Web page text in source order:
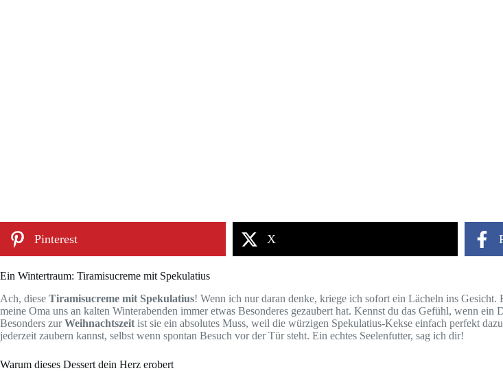
Pinterest X
Ein Wintertraum: Tiramisucreme mit Spekulatius
Ach, diese Tiramisucreme mit Spekulatius! Wenn ich nur daran denke, kriege ich sofort ein Lächeln ins Gesicht.
meine Oma uns an kalten Winterabenden immer etwas Besonderes gezaubert hat. Kennst du das Gefühl, wenn
Besonders zurWeihnachtszeit ist sie ein absolutes Muss, weil die würzigen Spekulatius-Kekse einfach perfekt
jederzeit zaubern kannst, selbst wenn spontan Besuch vor der Tür steht. Ein echtes Seelenfutter, sag ich dir!
Warum dieses Dessert dein Herz erobert